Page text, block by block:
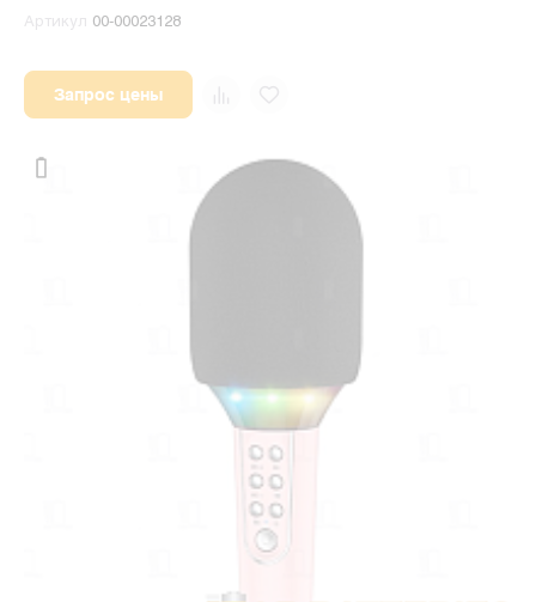
Артикул 00-00023128
Запрос цены